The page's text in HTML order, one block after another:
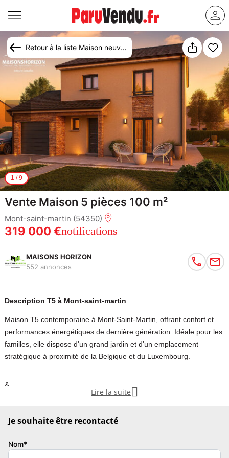
Retour à la liste Maison neuve Mont-Saint-Martin (54350)
1 /9
Vente Maison 5 pièces 100 m²
Mont-saint-martin (54350)
319 000 €notifications
MAISONS HORIZON
552 annonces
Description T5 à Mont-saint-martin
Maison T5 contemporaine à Mont-Saint-Martin, offrant confort et
performances énergétiques de dernière génération. Idéale pour les
familles, elle dispose d'un grand jardin et d'un emplacement
stratégique à proximité de la Belgique et du Luxembourg.
&
127969; VENTE - Maison T5 neuve de 100 m² à Mont-Saint-Martin
Belgique/Luxembourg et proche de Thionville
Lire la suite 
Je souhaite être recontacté
Nom*